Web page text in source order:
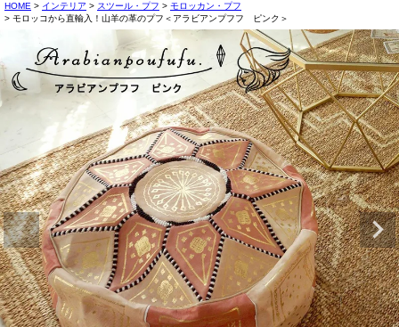
HOME インテリア スツール・プフ
モロッカン・プフ
モロッコから直輸入！山羊の革のプフ＜アラビアンプフフ ピンク＞